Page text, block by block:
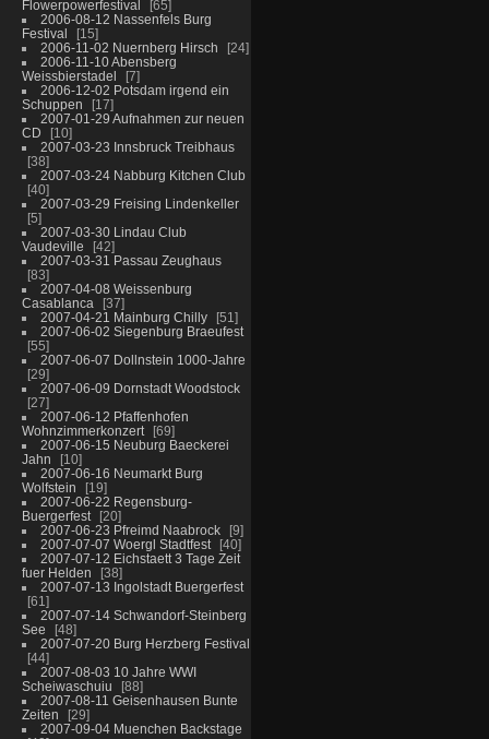
Flowerpowerfestival
65
2006-08-12 Nassenfels Burg
Festival
15
2006-11-02 Nuernberg Hirsch
24
2006-11-10 Abensberg
Weissbierstadel
7
2006-12-02 Potsdam irgend ein
Schuppen
17
2007-01-29 Aufnahmen zur neuen
CD
10
2007-03-23 Innsbruck Treibhaus
38
2007-03-24 Nabburg Kitchen Club
40
2007-03-29 Freising Lindenkeller
5
2007-03-30 Lindau Club
Vaudeville
42
2007-03-31 Passau Zeughaus
83
2007-04-08 Weissenburg
Casablanca
37
2007-04-21 Mainburg Chilly
51
2007-06-02 Siegenburg Braeufest
55
2007-06-07 Dollnstein 1000-Jahre
29
2007-06-09 Dornstadt Woodstock
27
2007-06-12 Pfaffenhofen
Wohnzimmerkonzert
69
2007-06-15 Neuburg Baeckerei
Jahn
10
2007-06-16 Neumarkt Burg
Wolfstein
19
2007-06-22 Regensburg-
Buergerfest
20
2007-06-23 Pfreimd Naabrock
9
2007-07-07 Woergl Stadtfest
40
2007-07-12 Eichstaett 3 Tage Zeit
fuer Helden
38
2007-07-13 Ingolstadt Buergerfest
61
2007-07-14 Schwandorf-Steinberg
See
48
2007-07-20 Burg Herzberg Festival
44
2007-08-03 10 Jahre WWI
Scheiwaschuiu
88
2007-08-11 Geisenhausen Bunte
Zeiten
29
2007-09-04 Muenchen Backstage